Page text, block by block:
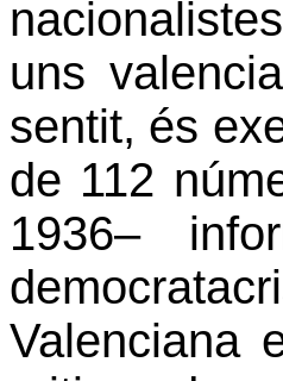
uns
sentit, és
de 112
1936–
Valenciana